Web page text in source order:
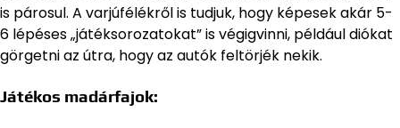
is párosul. A varjúfélékről is tudjuk, hogy képesek akár 5-
6 lépéses „játéksorozatokat” is végigvinni, például diókat
görgetni az útra, hogy az autók feltörjék nekik.
Játékos madárfajok: